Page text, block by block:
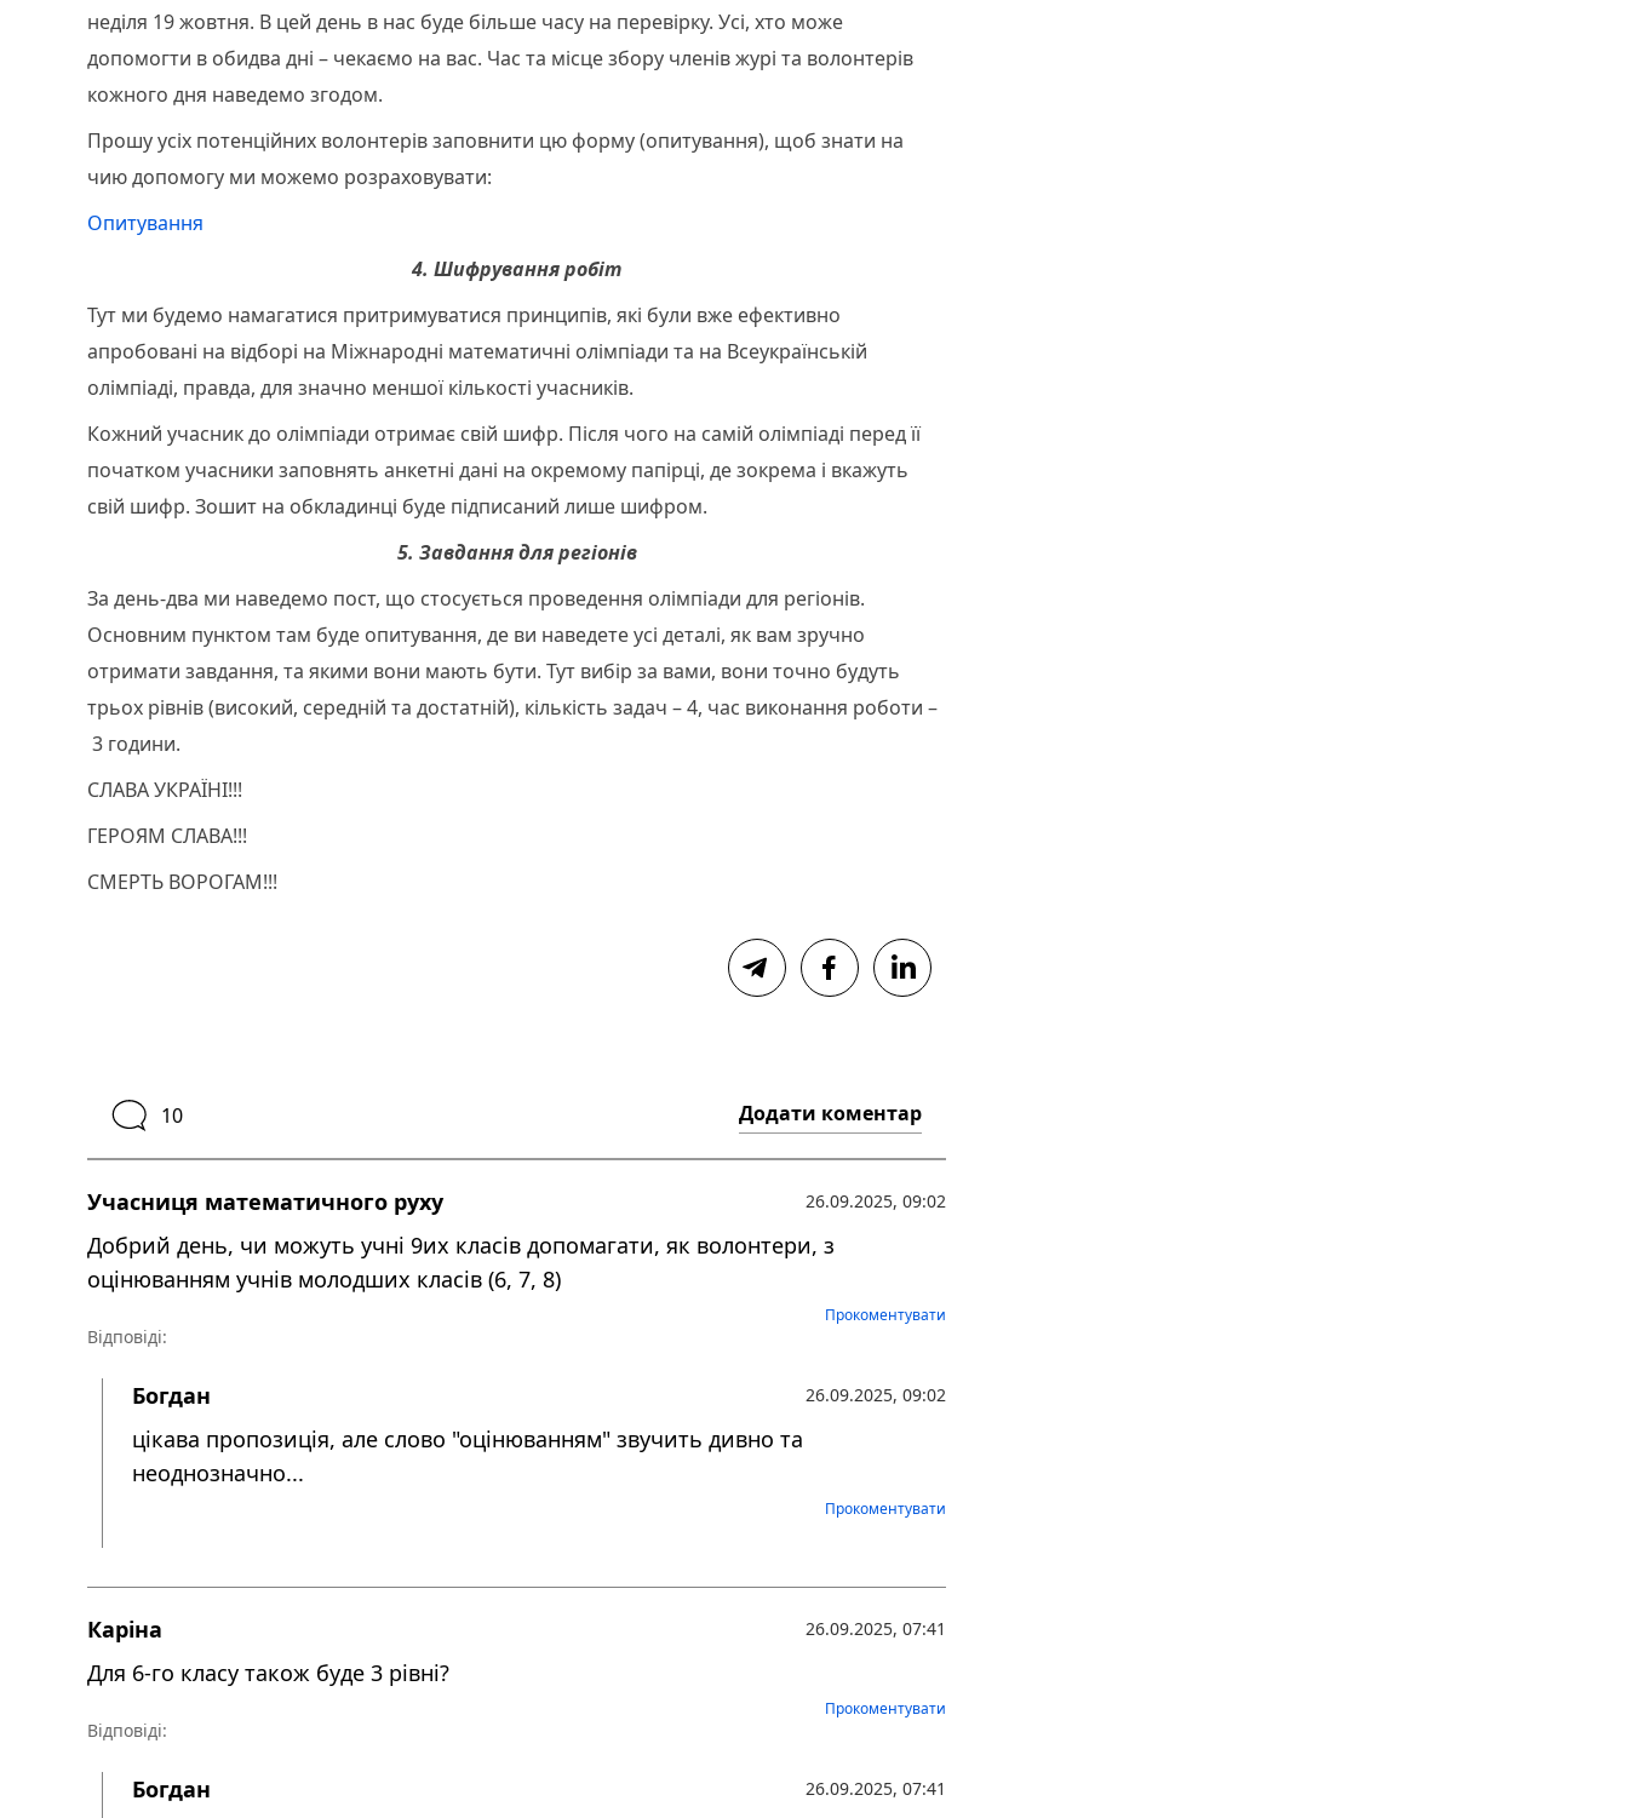
неділя 19 жовтня. В цей день в нас буде більше часу на перевірку. Усі, хто може
допомогти в обидва дні – чекаємо на вас. Час та місце збору членів журі та волонтерів
кожного дня наведемо згодом.
Прошу усіх потенційних волонтерів заповнити цю форму (опитування), щоб знати на
чию допомогу ми можемо розраховувати:
Опитування
4. Шифрування робіт
Тут ми будемо намагатися притримуватися принципів, які були вже ефективно
апробовані на відборі на Міжнародні математичні олімпіади та на Всеукраїнській
олімпіаді, правда, для значно меншої кількості учасників.
Кожний учасник до олімпіади отримає свій шифр. Після чого на самій олімпіаді перед її
початком учасники заповнять анкетні дані на окремому папірці, де зокрема і вкажуть
свій шифр. Зошит на обкладинці буде підписаний лише шифром.
5. Завдання для регіонів
За день-два ми наведемо пост, що стосується проведення олімпіади для регіонів.
Основним пунктом там буде опитування, де ви наведете усі деталі, як вам зручно
отримати завдання, та якими вони мають бути. Тут вибір за вами, вони точно будуть
трьох рівнів (високий, середній та достатній), кількість задач – 4, час виконання роботи –
3 години.
СЛАВА УКРАЇНІ!!!
ГЕРОЯМ СЛАВА!!!
СМЕРТЬ ВОРОГАМ!!!
10 Додати коментар
Учасниця математичного руху 26.09.2025, 09:02
Добрий день, чи можуть учні 9их класів допомагати, як волонтери, з
оцінюванням учнів молодших класів (6, 7, 8)
Прокоментувати
Відповіді:
Богдан 26.09.2025, 09:02
цікава пропозиція, але слово "оцінюванням" звучить дивно та
неоднозначно...
Прокоментувати
Каріна 26.09.2025, 07:41
Для 6-го класу також буде 3 рівні?
Прокоментувати
Відповіді:
Богдан 26.09.2025, 07:41